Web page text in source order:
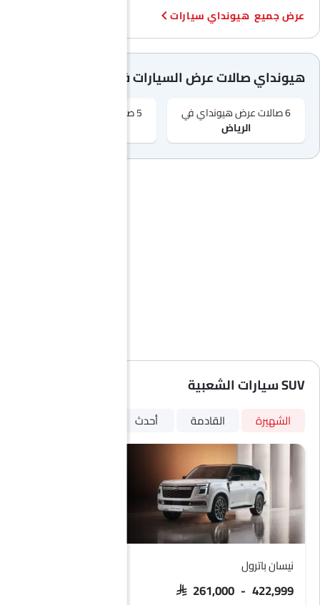
هيونداي سيارات
هيونداي صالات عرض السيارات في المدن الشهيرة
6 صالات عرض هيونداي في
الرياض‎
5 صالات عرض هيونداي في
SUV سيارات الشعبية
الشهيرة القادمة أحدث
نيسان باترول
SAR 261,000 - 422,999